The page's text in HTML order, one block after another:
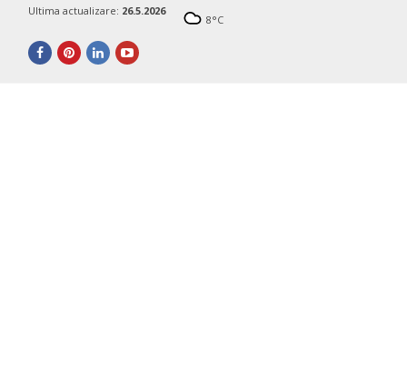
Ultima actualizare: 26.5.2026
8°C